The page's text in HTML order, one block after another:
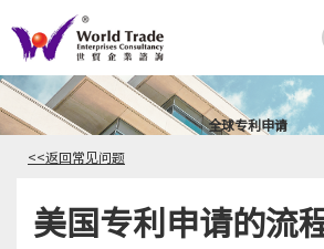
全球专利申请
<<返回常见问题
美国专利申请的流